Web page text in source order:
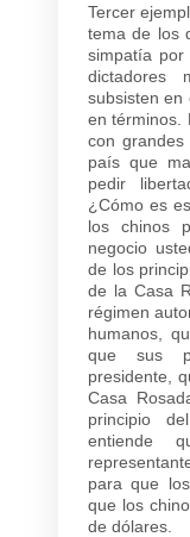
Tercer
tema de los
simpatía
dictadores
subsisten en
en términos.
con grandes
país que
pedir
¿Cómo es
los chinos
negocio
de los
de la Casa
régimen
humanos,
que sus
presidente,
Casa
principio
entiende
para que
que los
de dólares.